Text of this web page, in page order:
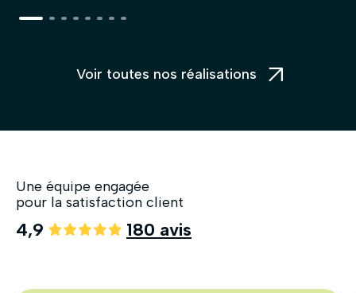
Voir toutes nos réalisations
Une équipe engagée
pour la satisfaction client
4,9 180 avis